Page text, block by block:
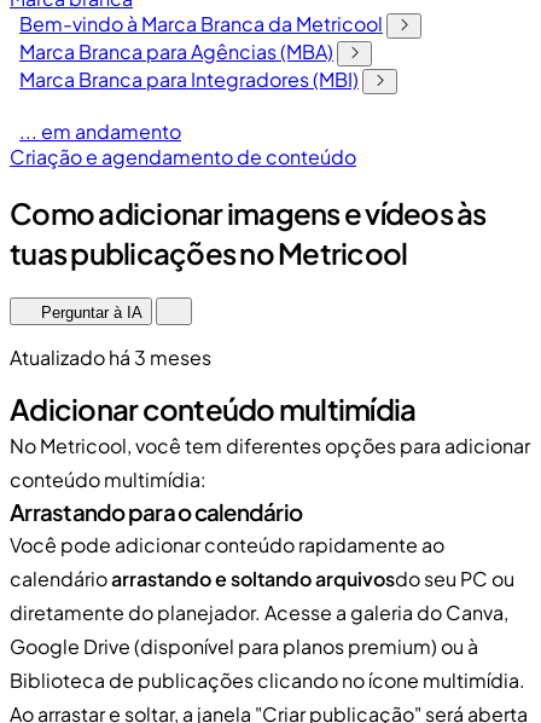
Bem-vindo à Marca Branca da Metricool
Marca Branca para Agências (MBA)
Marca Branca para Integradores (MBI)
... em andamento
Criação e agendamento de conteúdo
Como adicionar imagens e vídeos às
tuas publicações no Metricool
Perguntar à IA
Atualizado há 3 meses
Adicionar conteúdo multimídia
No Metricool, você tem diferentes opções para adicionar
conteúdo multimídia:
Arrastando para o calendário
Você pode adicionar conteúdo rapidamente ao
calendárioarrastando e soltando arquivosdo seu PC ou
diretamente do planejador. Acesse a galeria do Canva,
Google Drive (disponível para planos premium) ou à
Biblioteca de publicações clicando no ícone multimídia.
Ao arrastar e soltar, a janela "Criar publicação" será aberta